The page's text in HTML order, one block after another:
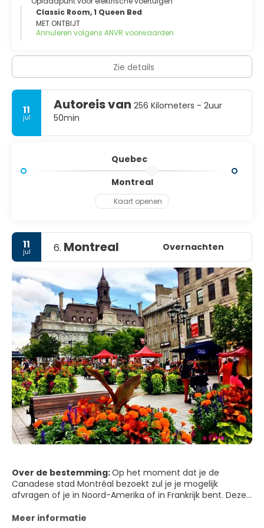
Hier vind je een indrukwekkende waterval, die leuk is om te
bekijken. Uiteraard is deze niet zo bijzonder als de Niagara
Falls, maar leuk is het wel.
Andere leuke bezienswaardigheden in Québec City zijn de
Citadel van de stad en de bijzonder fraaie Basilique
Classic Room, 1 Queen Bed
MET ONTBIJT
Annuleren volgens ANVR voorwaarden
Zie details
11
jul
Autoreis van 256 Kilometers - 2uur
50min
Quebec
Montreal
Kaart openen
11
jul 6. Montreal Overnachten
Over de bestemming:Op het moment dat je de
Canadese stad Montréal bezoekt zul je je mogelijk
afvragen of je in Noord-Amerika of in Frankrijk bent. Deze
voortvloeit uit het feit dat Montréal oorspronkelijk door de
Meer informatie